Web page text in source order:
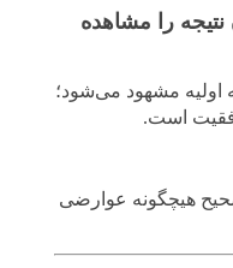
را مشاهده
۴ تا ۸ هفته نتیجه اولیه مشهود می‌شود؛
است.
هیچگونه عوارضی